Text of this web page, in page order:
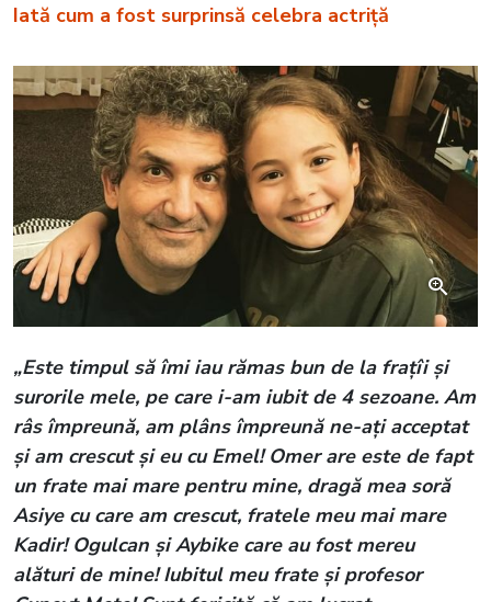
Iată cum a fost surprinsă celebra actriță
„Este timpul să îmi iau rămas bun de la frațîi și
surorile mele, pe care i-am iubit de 4 sezoane. Am
râs împreună, am plâns împreună ne-ați acceptat
și am crescut și eu cu Emel! Omer are este de fapt
un frate mai mare pentru mine, dragă mea soră
Asiye cu care am crescut, fratele meu mai mare
Kadir! Ogulcan și Aybike care au fost mereu
alături de mine! Iubitul meu frate și profesor